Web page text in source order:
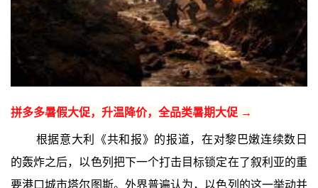
拼多多暑假大促，升温降价，全品类暑期大促 →
根据意大利《共和报》的报道，在对黎巴嫩连续数日
的轰炸之后，以色列把下一个打击目标锁定在了叙利亚的重
要港口城市塔尔图斯。外界普遍认为，以色列的这一举动并